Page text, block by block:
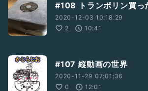
#108 トランポリン買っ
2020-12-03 10:18:29
2
10:41
#107 縦動画の世界
2020-11-29 07:01:36
0
12:01